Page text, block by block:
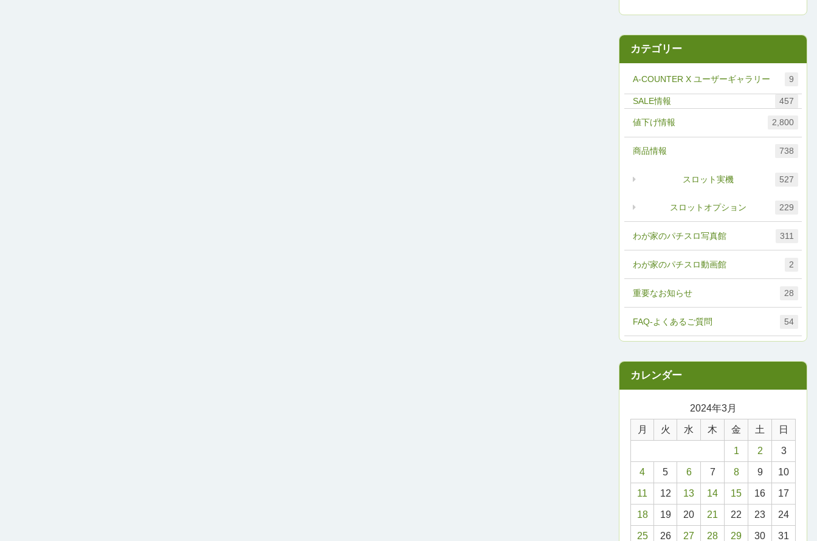
カテゴリー
A-COUNTER X ユーザーギャラリー 9
FAQ-よくあるご質問 54
457
わが家のパチスロ写真館 311
わが家のパチスロ動画館 2
値下げ情報 2,800
商品情報 738
スロットオプション 229
スロット実機 527
重要なお知らせ 28
2024年3月
月 火 水 木 金 土 日
1 2 3
4 5 6 7 8 9 10
11 12 13 14 15 16 17
18 19 20 21 22 23 24
25 26 27 28 29 30 31